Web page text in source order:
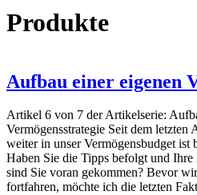
Produkte
Aufbau einer eigenen
Artikel 6 von 7 der Artikelserie:
Vermögensstrategie Seit dem
weiter in unser Vermögensbudget ist
Haben Sie die Tipps befolgt und
sind Sie voran gekommen? Bevor
fortfahren, möchte ich die letzten